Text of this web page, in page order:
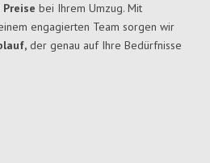
bei Ihrem Umzug. Mit
engagierten Team sorgen wir
der genau auf Ihre Bedürfnisse